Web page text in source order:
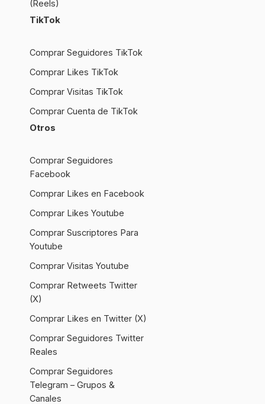
(Reels)
TikTok
Comprar Seguidores TikTok
Comprar Likes TikTok
Comprar Visitas TikTok
Comprar Cuenta de TikTok
Otros
Comprar Seguidores
Facebook
Comprar Likes en Facebook
Comprar Likes Youtube
Comprar Suscriptores Para
Youtube
Comprar Visitas Youtube
Comprar Retweets Twitter
(X)
Comprar Likes en Twitter (X)
Comprar Seguidores Twitter
Reales
Comprar Seguidores
Telegram – Grupos &
Canales